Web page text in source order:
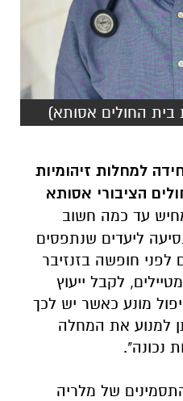
בית החולים אסותא)
למחלות זיהומיות
הציבורי אסותא
עד כמה חשוב
ליעדים שנתפסים
לפני חופשה בזנזיבר
לקבל ייעוץ
מונע כאשר יש לכך
למנוע את המחלה
נכונה".
של מלריה